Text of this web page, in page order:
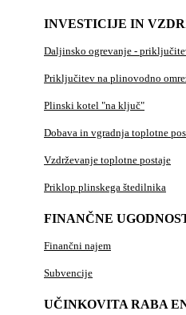
INVESTICIJE IN
Daljinsko ogrevanje -
Priključitev na plinovodno
Plinski kotel "na ključ"
Dobava in vgradnja toplotne
Vzdrževanje toplotne postaje
Priklop plinskega štedilnika
FINANČNE
Finančni najem
Subvencije
UČINKOVITA RABA